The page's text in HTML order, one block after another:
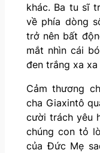
khác. Ba tu sĩ
về phía dòng
trở nên bất
mắt nhìn cái
đen trắng xa
Cảm thương
cha Giaxintô
cười trách yêu
chúng con tỏ
của Đức Mẹ